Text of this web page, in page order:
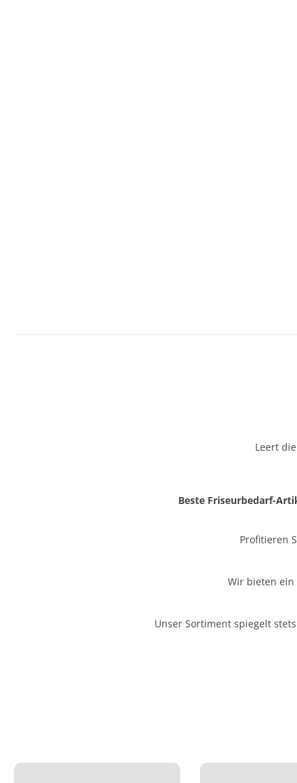
Leert
Beste Friseurbedarf-
Profitieren
Wir bieten ein
Unser Sortiment spiegelt